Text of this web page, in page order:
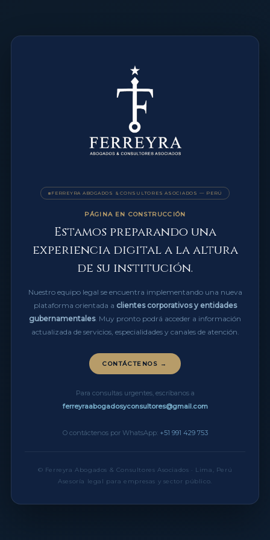
FERREYRA ABOGADOS & CONSULTORES ASOCIADOS — PERÚ
PÁGINA EN CONSTRUCCIÓN
Estamos preparando una
experiencia digital a la altura
de su institución.
Nuestro equipo legal se encuentra implementando una nueva
plataforma orientada a clientes corporativos y entidades
gubernamentales. Muy pronto podrá acceder a información
actualizada de servicios, especialidades y canales de atención.
CONTÁCTENOS →
Para consultas urgentes, escríbanos a
ferreyraabogadosyconsultores@gmail.com
O contáctenos por WhatsApp: +51 991 429 753
© Ferreyra Abogados & Consultores Asociados · Lima, Perú
Asesoría legal para empresas y sector público.